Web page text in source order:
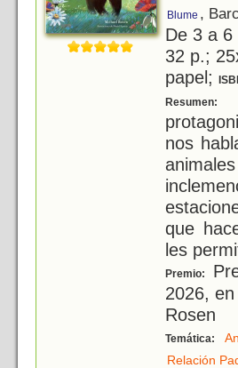
Blume ,
De 3 a
32 p.;
papel;
Resumen:
nos
que
les
Premio:
2026,
Rosen
Temática:
Relación